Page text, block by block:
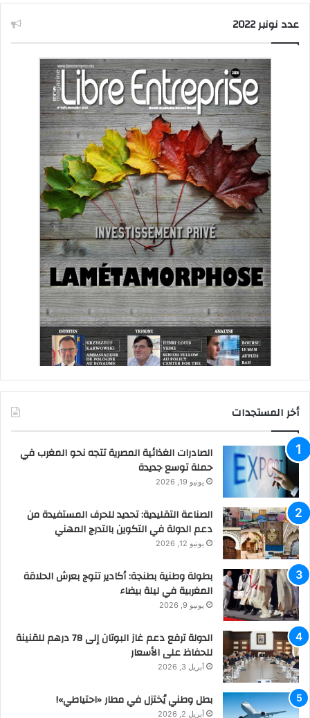
عدد نونبر 2022
أخر المستجدات
الصادرات الغذائية المصرية تتجه نحو المغرب في
حملة توسع جديدة
يونيو 19, 2026
الصناعة التقليدية: تحديد للحرف المستفيدة من
دعم الدولة في التكوين بالتدرج المهني
يونيو 12, 2026
بطولة وطنية بطنجة: أكادير تتوج بعرش الحلاقة
المغربية في ليلة بيضاء
يونيو 9, 2026
الدولة ترفع دعم غاز البوتان إلى 78 درهم للقنينة
للحفاظ على الأسعار
أبريل 3, 2026
بطل وطني يُختزل في مطار «احتياطي»!
أبريل 2, 2026